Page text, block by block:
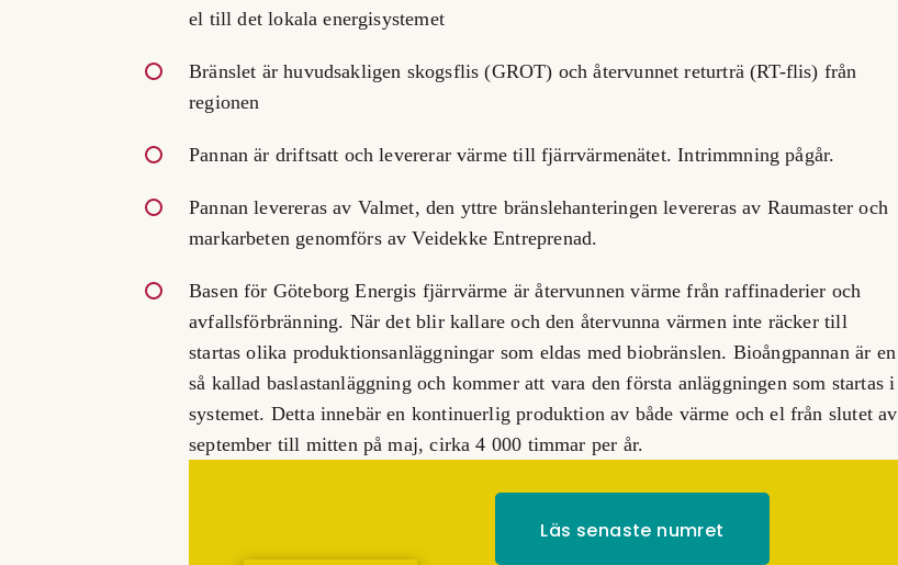
el till det lokala energisystemet
Bränslet är huvudsakligen skogsflis (GROT) och återvunnet returträ (RT-flis) från
regionen
Pannan är driftsatt och levererar värme till fjärrvärmenätet. Intrimmning pågår.
Pannan levereras av Valmet, den yttre bränslehanteringen levereras av Raumaster och
markarbeten genomförs av Veidekke Entreprenad.
Basen för Göteborg Energis fjärrvärme är återvunnen värme från raffinaderier och
avfallsförbränning. När det blir kallare och den återvunna värmen inte räcker till
startas olika produktionsanläggningar som eldas med biobränslen. Bioångpannan är en
så kallad baslastanläggning och kommer att vara den första anläggningen som startas i
systemet. Detta innebär en kontinuerlig produktion av både värme och el från slutet av
september till mitten på maj, cirka 4 000 timmar per år.
Läs senaste numret